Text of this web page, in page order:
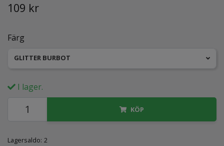
109 kr
Färg
GLITTER BURBOT
I lager.
KÖP
Lagersaldo: 2